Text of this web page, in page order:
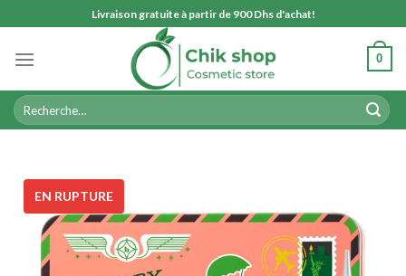
to
content
Livraison gratuite à partir de 900 Dhs d'achat!
0
Recherche
pour :
EN RUPTURE